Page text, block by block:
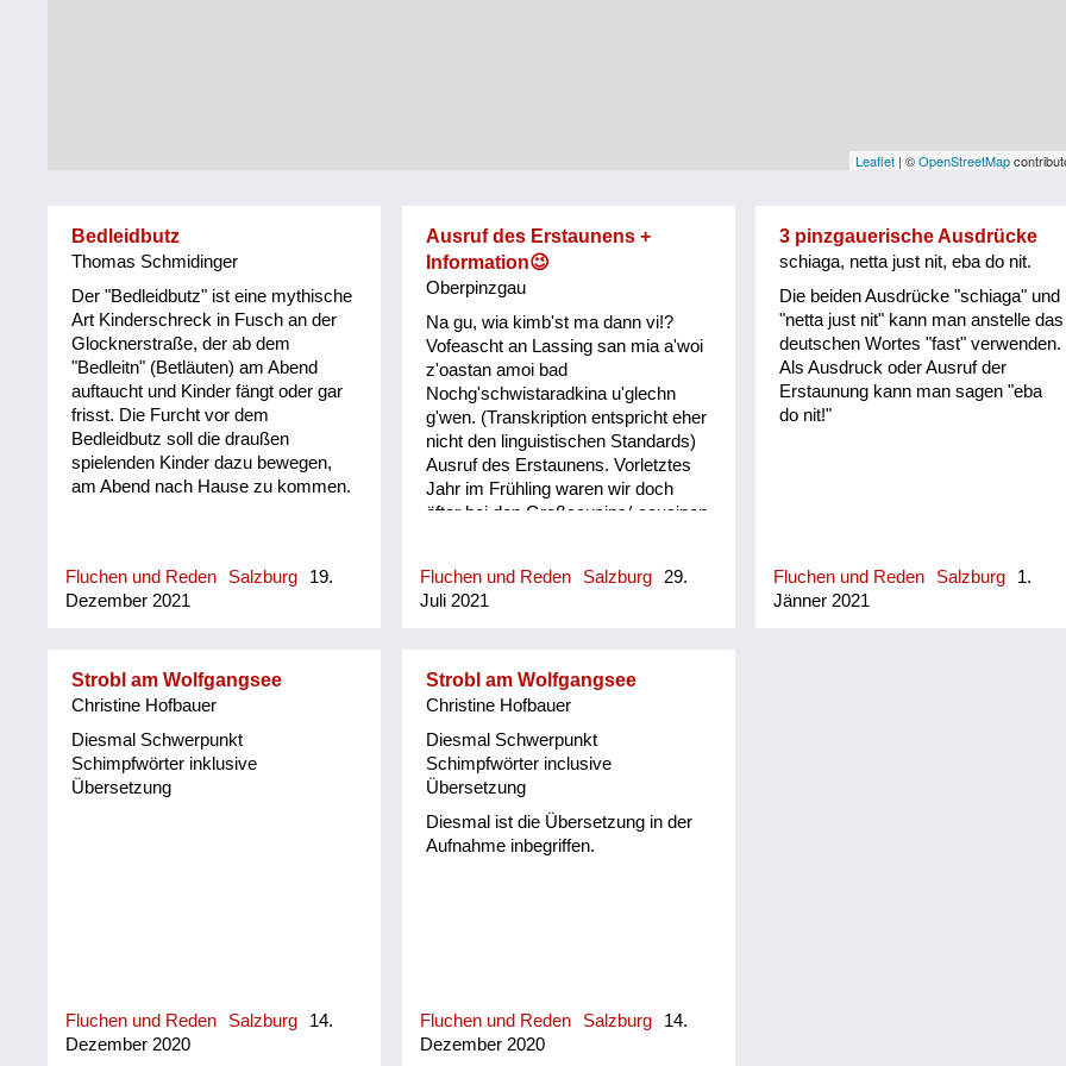
Leaflet | ©OpenStreetMap
Bedleidbutz
Thomas Schmidinger
Der "Bedleidbutz" ist eine mythische
Art Kinderschreck in Fusch an der
Glocknerstraße, der ab dem
"Bedleitn" (Betläuten) am Abend
auftaucht und Kinder fängt oder gar
frisst. Die Furcht vor dem
Bedleidbutz soll die draußen
spielenden Kinder dazu bewegen,
am Abend nach Hause zu kommen.
Fluchen und Reden Salzburg
19.
Dezember 2021
Ausruf des Erstaunens +
Information😉
Oberpinzgau
Na gu, wia kimb'st ma dann vi!?
Vofeascht an Lassing san mia a'woi
z'oastan amoi bad
Nochg'schwistaradkina u'glechn
g'wen. (Transkription entspricht eher
nicht den linguistischen Standards)
Ausruf des Erstaunens. Vorletztes
Jahr im Frühling waren wir doch
öfter bei den Großcousins/-cousinen
sondern, dass man dort zu tun hatte
bzw. die dortige Anwesenheit einen
Fluchen und Reden Salzburg
29.
Juli 2021
3 pinzgauerische Ausdrücke
schiaga, netta just nit, eba do nit.
Die beiden Ausdrücke "schiaga" und
"netta just nit" kann man anstelle das
deutschen Wortes "fast" verwenden.
Als Ausdruck oder Ausruf der
Erstaunung kann man sagen "eba
do nit!"
Fluchen und Reden Salzburg
1.
Jänner 2021
Strobl am Wolfgangsee
Christine Hofbauer
Diesmal Schwerpunkt
Schimpfwörter inklusive
Übersetzung
Fluchen und Reden Salzburg
14.
Dezember 2020
Strobl am Wolfgangsee
Christine Hofbauer
Diesmal Schwerpunkt
Schimpfwörter inclusive
Übersetzung
Diesmal ist die Übersetzung in der
Aufnahme inbegriffen.
Fluchen und Reden Salzburg
14.
Dezember 2020